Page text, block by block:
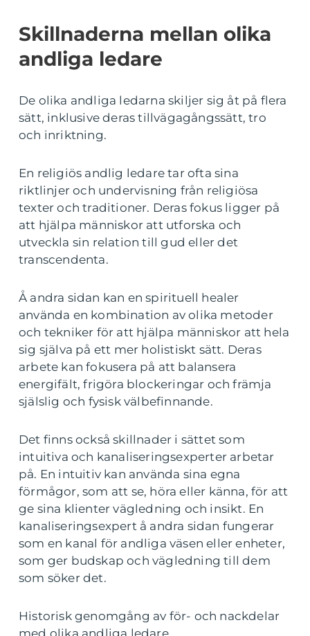
Skillnaderna mellan olika
andliga ledare
De olika andliga ledarna skiljer sig åt på flera
sätt, inklusive deras tillvägagångssätt, tro
och inriktning.
En religiös andlig ledare tar ofta sina
riktlinjer och undervisning från religiösa
texter och traditioner. Deras fokus ligger på
att hjälpa människor att utforska och
utveckla sin relation till gud eller det
transcendenta.
Å andra sidan kan en spirituell healer
använda en kombination av olika metoder
och tekniker för att hjälpa människor att hela
sig själva på ett mer holistiskt sätt. Deras
arbete kan fokusera på att balansera
energifält, frigöra blockeringar och främja
själslig och fysisk välbefinnande.
Det finns också skillnader i sättet som
intuitiva och kanaliseringsexperter arbetar
på. En intuitiv kan använda sina egna
förmågor, som att se, höra eller känna, för att
ge sina klienter vägledning och insikt. En
kanaliseringsexpert å andra sidan fungerar
som en kanal för andliga väsen eller enheter,
som ger budskap och vägledning till dem
som söker det.
Historisk genomgång av för- och nackdelar